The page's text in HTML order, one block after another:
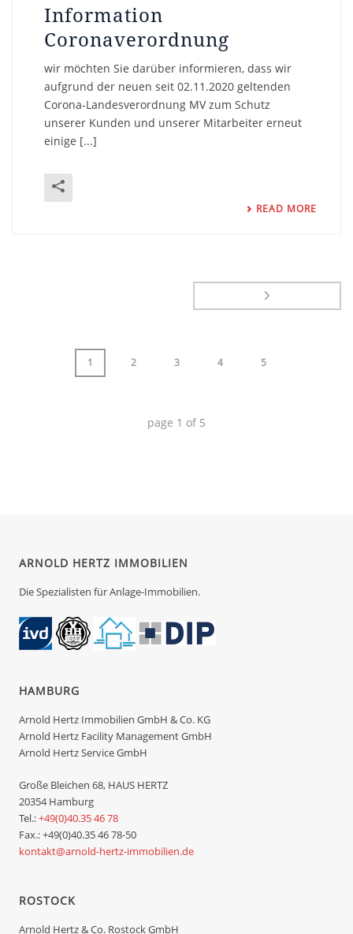
Information
Coronaverordnung
wir möchten Sie darüber informieren, dass wir
aufgrund der neuen seit 02.11.2020 geltenden
Corona-Landesverordnung MV zum Schutz
unserer Kunden und unserer Mitarbeiter erneut
einige [...]
READ MORE
1 2 3 4 5
page 1 of 5
ARNOLD HERTZ IMMOBILIEN
Die Spezialisten für Anlage-Immobilien.
HAMBURG
Arnold Hertz Immobilien GmbH & Co. KG
Arnold Hertz Facility Management GmbH
Arnold Hertz Service GmbH
Große Bleichen 68, HAUS HERTZ
20354 Hamburg
Tel.:+49(0)40.35 46 78
Fax.: +49(0)40.35 46 78-50
kontakt@arnold-hertz-immobilien.de
ROSTOCK
Arnold Hertz & Co. Rostock GmbH